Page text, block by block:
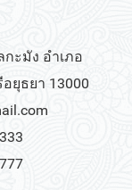
ะมัง อำเภอ
ยุธยา 13000